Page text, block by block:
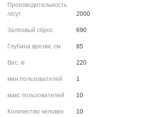
Производительность
л/сут
2000
Залповый сброс 690
Глубина врезки, см 85
Вес, кг 220
мин пользователей 1
макс пользователей 10
Количество человек 10